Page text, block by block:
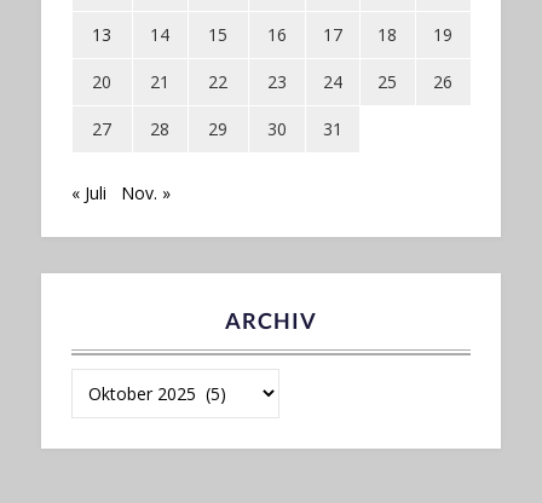
13 14 15 16 17 18 19
20 21 22 23 24 25 26
27 28 29 30 31
« Juli Nov. »
ARCHIV